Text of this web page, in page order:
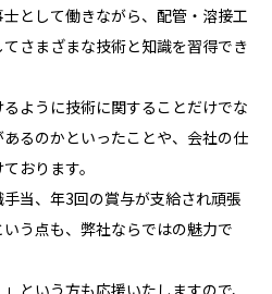
として働きながら、配管・溶接工
さまざまな技術と知識を習得でき
ように技術に関することだけでな
るのかといったことや、会社の仕
おります。
当、年3回の賞与が支給され頑張
う点も、弊社ならではの魅力で